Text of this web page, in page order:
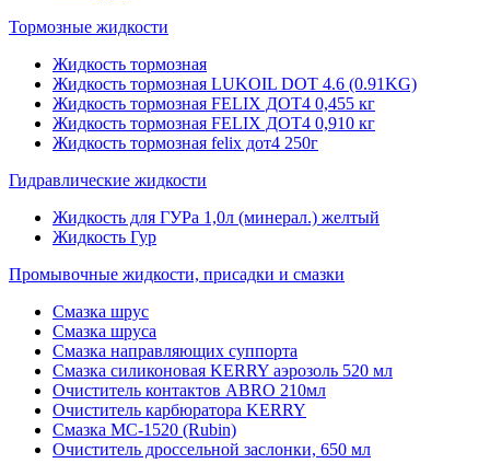
Тормозные жидкости
Жидкость тормозная
Жидкость тормозная LUKOIL DOT 4.6 (0.91KG)
Жидкость тормозная FELIX ДОТ4 0,455 кг
Жидкость тормозная FELIX ДОТ4 0,910 кг
Жидкость тормозная felix дот4 250г
Гидравлические жидкости
Жидкость для ГУРа 1,0л (минерал.) желтый
Жидкость Гур
Промывочные жидкости, присадки и смазки
Смазка шрус
Смазка шруса
Смазка направляющих суппорта
Смазка силиконовая KERRY аэрозоль 520 мл
Очиститель контактов ABRO 210мл
Очиститель карбюратора KERRY
Смазка МС-1520 (Rubin)
Очиститель дроссельной заслонки, 650 мл